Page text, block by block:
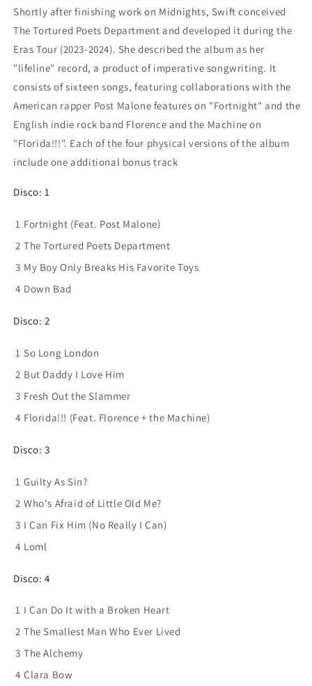
Shortly after finishing work on Midnights, Swift conceived
The Tortured Poets Department and developed it during the
Eras Tour (2023-2024). She described the album as her
"lifeline" record, a product of imperative songwriting. It
consists of sixteen songs, featuring collaborations with the
American rapper Post Malone features on "Fortnight" and the
English indie rock band Florence and the Machine on
"Florida!!!". Each of the four physical versions of the album
include one additional bonus track
Disco: 1
1 Fortnight (Feat. Post Malone)
2 The Tortured Poets Department
3 My Boy Only Breaks His Favorite Toys
4 Down Bad
Disco: 2
1 So Long London
2 But Daddy I Love Him
3 Fresh Out the Slammer
4 Florida!!! (Feat. Florence + the Machine)
Disco: 3
1 Guilty As Sin?
2 Who's Afraid of Little Old Me?
3 I Can Fix Him (No Really I Can)
4 Loml
Disco: 4
1 I Can Do It with a Broken Heart
2 The Smallest Man Who Ever Lived
3 The Alchemy
4 Clara Bow